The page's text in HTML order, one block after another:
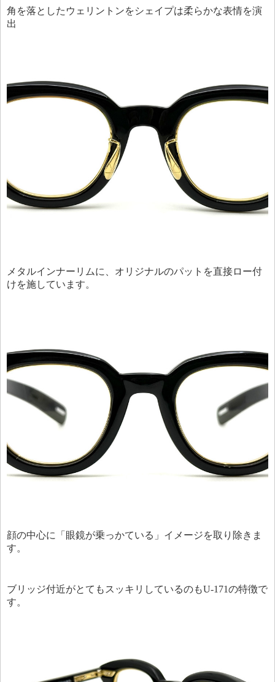
角を落としたウェリントンをシェイプは柔らかな表情を演
出
メタルインナーリムに、オリジナルのパットを直接ロー付
けを施しています。
顔の中心に「眼鏡が乗っかている」イメージを取り除きま
す。
ブリッジ付近がとてもスッキリしているのもU-171の特徴で
す。